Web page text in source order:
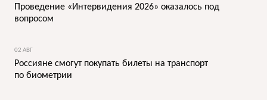
Проведение «Интервидения 2026» оказалось под
вопросом
02 АВГ
Россияне смогут покупать билеты на транспорт
по биометрии